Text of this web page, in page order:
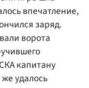
впечатление,
заряд.
ворота
капитану
же удалось